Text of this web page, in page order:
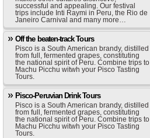
successful and appealing. Our festival
trips include Inti Raymi in Peru, the Rio de
Janeiro Carnival and many more…
Off the beaten-track Tours
Pisco is a South American brandy, distilled
from full, fermented grapes, constituting
the national spirit of Peru. Combine trips to
Machu Picchu witwh your Pisco Tasting
Tours.
Pisco-Peruvian Drink Tours
Pisco is a South American brandy, distilled
from full, fermented grapes, constituting
the national spirit of Peru. Combine trips to
Machu Picchu witwh your Pisco Tasting
Tours.